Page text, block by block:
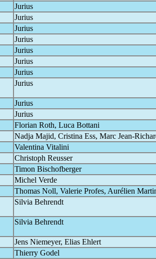
Jurius
Jurius
Jurius
Jurius
Jurius
Jurius
Jurius
Jurius
Jurius
Jurius
Florian Roth, Luca Bottani
Nadja Majid, Cristina Ess, Marc Jean-
Valentina Vitalini
Christoph Reusser
Timon Bischofberger
Michel Verde
Thomas Noll, Valerie Profes, Aurélien
Silvia Behrendt
Silvia Behrendt
Jens Niemeyer, Elias Ehlert
Thierry Godel